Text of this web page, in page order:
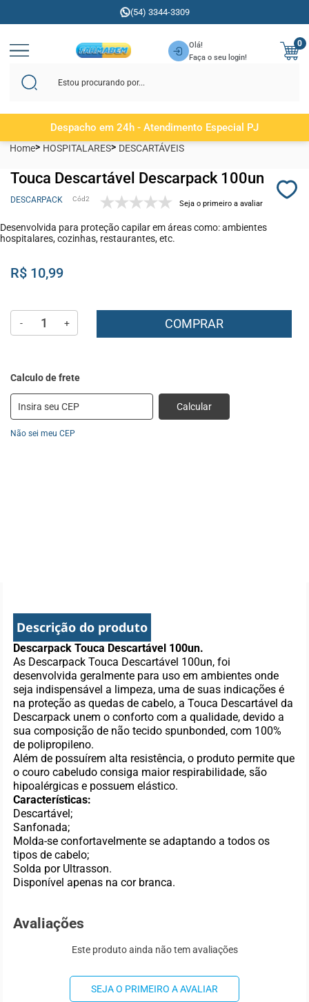
(54) 3344-3309
Olá!
Faça o seu login!
0
Despacho em 24h - Atendimento Especial PJ
Home HOSPITALARES DESCARTÁVEIS
Touca Descartável Descarpack 100un
DESCARPACK 2 Seja o primeiro a avaliar
Desenvolvida para proteção capilar em áreas como: ambientes
hospitalares, cozinhas, restaurantes, etc.
R$ 10,99
- + COMPRAR
Calcular
Não sei meu CEP
Descrição do produto
Descarpack Touca Descartável 100un.
As Descarpack Touca Descartável 100un, foi
desenvolvida geralmente para uso em ambientes onde
seja indispensável a limpeza, uma de suas indicações é
na proteção as quedas de cabelo, a Touca Descartável da
Descarpack unem o conforto com a qualidade, devido a
sua composição de não tecido spunbonded, com 100%
de polipropileno.
Além de possuírem alta resistência, o produto permite que
o couro cabeludo consiga maior respirabilidade, são
hipoalérgicas e possuem elástico.
Características:
Descartável;
Sanfonada;
Molda-se confortavelmente se adaptando a todos os
tipos de cabelo;
Solda por Ultrasson.
Disponível apenas na cor branca.
Avaliações
Este produto ainda não tem avaliações
SEJA O PRIMEIRO A AVALIAR